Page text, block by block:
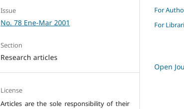
Issue
No. 78 Ene-Mar 2001
Section
Research articles
License
Articles are the sole responsibility of their
For
For
Open